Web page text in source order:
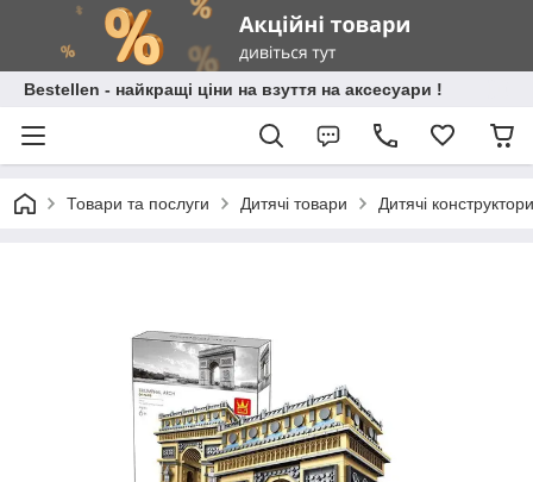
Bestellen - найкращі ціни на взуття на аксесуари !
Товари та послуги Дитячі товари Дитячі конструктори